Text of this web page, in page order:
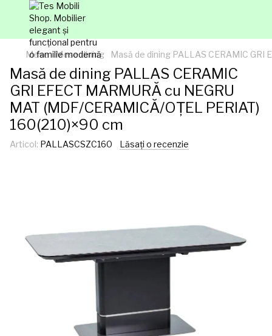
Mese Mese dining Masă de dining PALLAS CERAMIC GRI
Masă de dining PALLAS CERAMIC
GRI EFECT MARMURĂ cu NEGRU
MAT (MDF/CERAMICĂ/OȚEL PERIAT)
160(210)×90 cm
Articol: PALLASCSZC160 Lăsați o recenzie